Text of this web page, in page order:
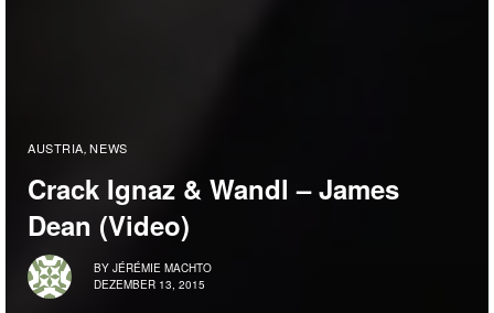
AUSTRIA NEWS
Crack Ignaz & Wandl – James
Dean (Video)
BY JÉRÉMIE MACHTO
DEZEMBER 13, 2015